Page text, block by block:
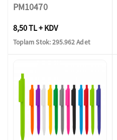
PM10470
8,50 TL + KDV
Toplam Stok: 295.962 Adet